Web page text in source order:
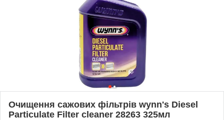
Очищення сажових фільтрів wynn's Diesel
Particulate Filter cleaner 28263 325мл